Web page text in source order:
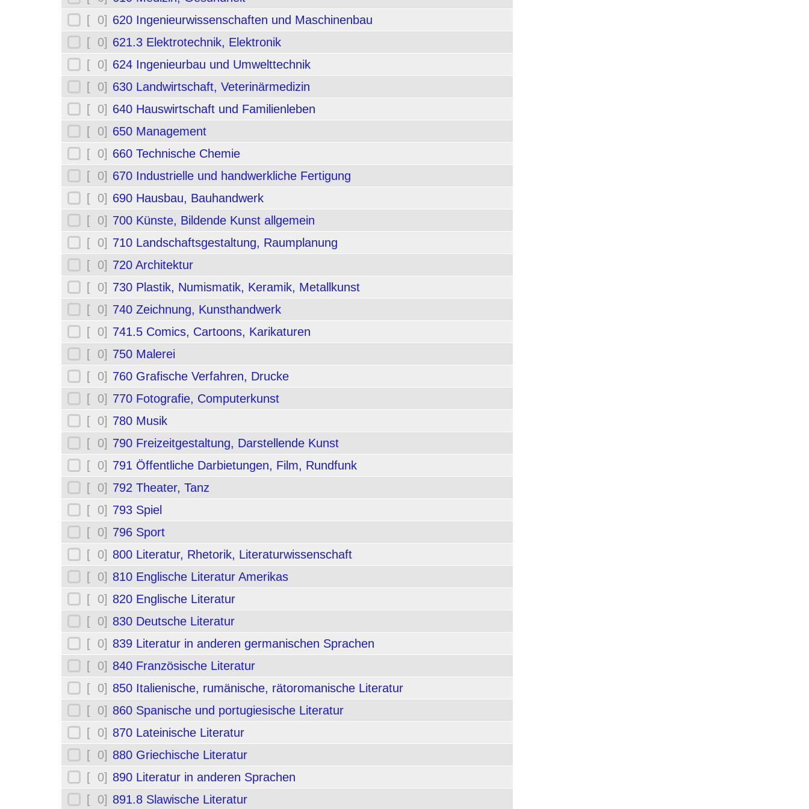
[ 0] 620 Ingenieurwissenschaften und Maschinenbau
[ 0] 621.3 Elektrotechnik, Elektronik
[ 0] 624 Ingenieurbau und Umwelttechnik
[ 0] 630 Landwirtschaft, Veterinärmedizin
[ 0] 640 Hauswirtschaft und Familienleben
[ 0] 650 Management
[ 0] 660 Technische Chemie
[ 0] 670 Industrielle und handwerkliche Fertigung
[ 0] 690 Hausbau, Bauhandwerk
[ 0] 700 Künste, Bildende Kunst allgemein
[ 0] 710 Landschaftsgestaltung, Raumplanung
[ 0] 720 Architektur
[ 0] 730 Plastik, Numismatik, Keramik, Metallkunst
[ 0] 740 Zeichnung, Kunsthandwerk
[ 0] 741.5 Comics, Cartoons, Karikaturen
[ 0] 750 Malerei
[ 0] 760 Grafische Verfahren, Drucke
[ 0] 770 Fotografie, Computerkunst
[ 0] 780 Musik
[ 0] 790 Freizeitgestaltung, Darstellende Kunst
[ 0] 791 Öffentliche Darbietungen, Film, Rundfunk
[ 0] 792 Theater, Tanz
[ 0] 793 Spiel
[ 0] 796 Sport
[ 0] 800 Literatur, Rhetorik, Literaturwissenschaft
[ 0] 810 Englische Literatur Amerikas
[ 0] 820 Englische Literatur
[ 0] 830 Deutsche Literatur
[ 0] 839 Literatur in anderen germanischen Sprachen
[ 0] 840 Französische Literatur
[ 0] 850 Italienische, rumänische, rätoromanische Literatur
[ 0] 860 Spanische und portugiesische Literatur
[ 0] 870 Lateinische Literatur
[ 0] 880 Griechische Literatur
[ 0] 890 Literatur in anderen Sprachen
[ 0] 891.8 Slawische Literatur